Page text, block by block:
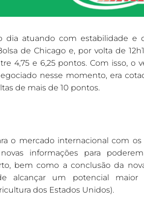
dia atuando com estabilidade e
de Chicago e, por volta de
4,75 e 6,25 pontos. Com isso, o
nesse momento, era
de mais de 10 pontos.
o mercado internacional com
informações para
bem como a conclusão da
alcançar um potencial
dos Estados Unidos).